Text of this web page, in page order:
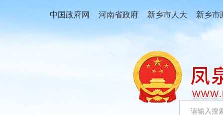
中国政府网 河南省政府 新乡市人大 新乡市